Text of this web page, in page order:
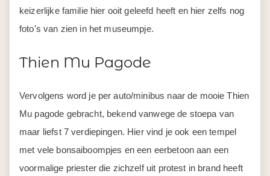
keizerlijke familie hier ooit geleefd heeft en hier zelfs nog
foto's van zien in het museumpje.
Thien Mu Pagode
Vervolgens word je per auto/minibus naar de mooie Thien
Mu pagode gebracht, bekend vanwege de stoepa van
maar liefst 7 verdiepingen. Hier vind je ook een tempel
met vele bonsaiboompjes en een eerbetoon aan een
voormalige priester die zichzelf uit protest in brand heeft